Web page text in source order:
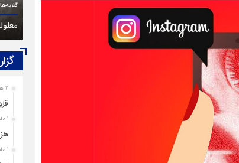
(۳C)
2 هفته قبل
1 ماه قبل
1 ماه قبل